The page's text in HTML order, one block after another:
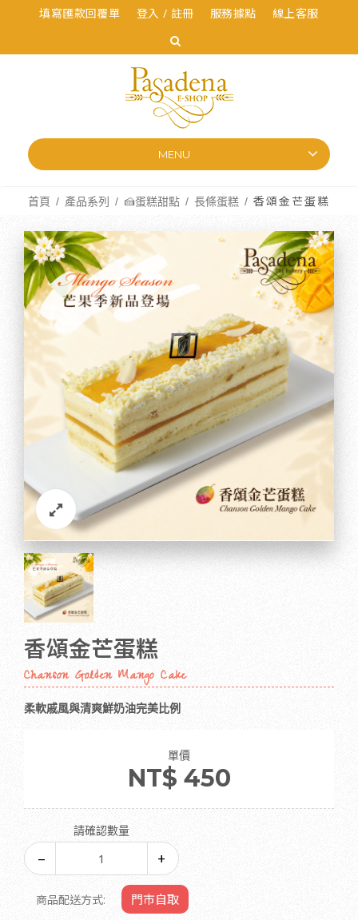
填寫匯款回覆單 登入 / 註冊 服務據點 線上客服
MENU
首頁 產品系列 🍰蛋糕甜點 長條蛋糕 香頌金芒蛋糕
香頌金芒蛋糕
Chanson Golden Mango Cake
柔軟戚風與清爽鮮奶油完美比例
單價
NT$ 450
請確認數量
商品配送方式: 門市自取